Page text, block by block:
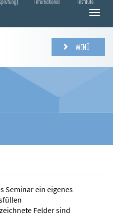
N
g
a
MENÜ
Seminar ein eigenes
Felder sind